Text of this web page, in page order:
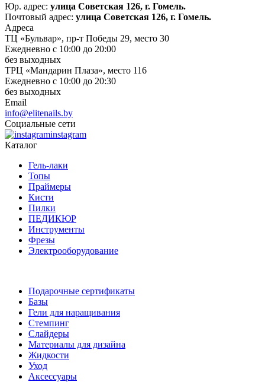
Юр. адрес: улица Советская 126, г. Гомель.
Почтовый адрес: улица Советская 126, г. Гомель.
Адреса
ТЦ «Бульвар», пр-т Победы 29, место 30
Ежедневно с 10:00 до 20:00
без выходных
ТРЦ «Мандарин Плаза», место 116
Ежедневно с 10:00 до 20:30
без выходных
Email
info@elitenails.by
Социальные сети
instagram
Каталог
Гель-лаки
Топы
Праймеры
Кисти
Пилки
ПЕДИКЮР
Инструменты
Фрезы
Электрооборудование
Подарочные сертификаты
Базы
Гели для наращивания
Стемпинг
Слайдеры
Материалы для дизайна
Жидкости
Уход
Аксессуары